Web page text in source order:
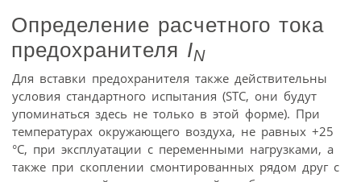
Определение расчетного тока
предохранителя IN
Для вставки предохранителя также действительны
условия стандартного испытания (STC, они будут
упоминаться здесь не только в этой форме). При
температурах окружающего воздуха, не равных +25
°C, при эксплуатации с переменными нагрузками, а
также при скоплении смонтированных рядом друг с